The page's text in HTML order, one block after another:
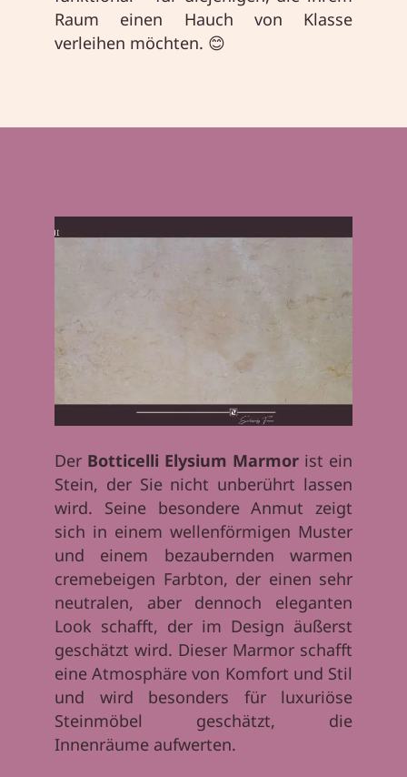
Raum einen Hauch von Klasse
verleihen möchten. 😊
Der Botticelli Elysium Marmor ist ein
Stein, der Sie nicht unberührt lassen
wird. Seine besondere Anmut zeigt
sich in einem wellenförmigen Muster
und einem bezaubernden warmen
cremebeigen Farbton, der einen sehr
neutralen, aber dennoch eleganten
Look schafft, der im Design äußerst
geschätzt wird. Dieser Marmor schafft
eine Atmosphäre von Komfort und Stil
und wird besonders für luxuriöse
Steinmöbel geschätzt, die
Innenräume aufwerten.